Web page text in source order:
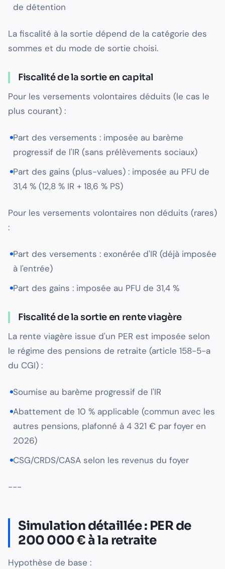
de détention
La fiscalité à la sortie dépend de la catégorie des
sommes et du mode de sortie choisi.
Fiscalité de la sortie en capital
Pour les versements volontaires déduits (le cas le
plus courant) :
Part des versements : imposée au barème
progressif de l'IR (sans prélèvements sociaux)
Part des gains (plus-values) : imposée au PFU de
31,4 % (12,8 % IR + 18,6 % PS)
Pour les versements volontaires non déduits (rares)
:
Part des versements : exonérée d'IR (déjà imposée
à l'entrée)
Part des gains : imposée au PFU de 31,4 %
Fiscalité de la sortie en rente viagère
La rente viagère issue d'un PER est imposée selon
le régime des pensions de retraite (article 158-5-a
du CGI) :
Soumise au barème progressif de l'IR
Abattement de 10 % applicable (commun avec les
autres pensions, plafonné à 4 321 € par foyer en
2026)
CSG/CRDS/CASA selon les revenus du foyer
---
Simulation détaillée : PER de
200 000 € à la retraite
Hypothèse de base :